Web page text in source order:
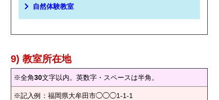
自然体験教室
9) 教室所在地
※全角30文字以内。英数字・スペースは半角。
※記入例：福岡県大牟田市◯◯◯1-1-1